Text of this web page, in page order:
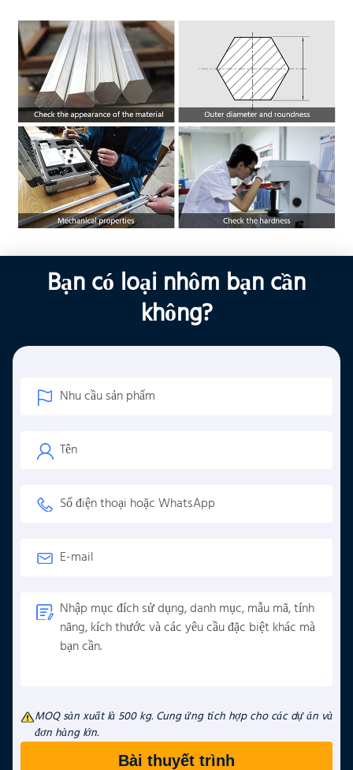
Bạn có loại nhôm bạn cần
không?
MOQ sản xuất là 500 kg. Cung ứng tích hợp cho các dự án và
đơn hàng lớn.